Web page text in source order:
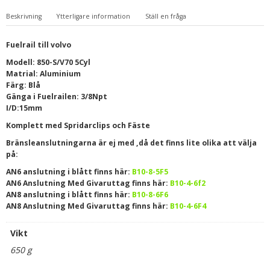
Beskrivning Ytterligare information Ställ en fråga
Fuelrail till volvo
Modell: 850-S/V70 5Cyl
Matrial: Aluminium
Färg: Blå
Gänga i Fuelrailen: 3/8Npt
I/D:15mm
Komplett med Spridarclips och Fäste
Bränsleanslutningarna är ej med ,då det finns lite olika att välja
på:
AN6 anslutning i blått finns här: B10-8-5F5
AN6 Anslutning Med Givaruttag finns här: B10-4-6f2
AN8 anslutning i blått finns här: B10-8-6F6
AN8 Anslutning Med Givaruttag finns här: B10-4-6F4
Vikt
650 g